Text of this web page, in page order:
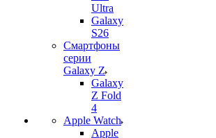
Ultra
Galaxy
S26
Смартфоны
серии
Galaxy Z
Galaxy
Z Fold
4
Apple Watch
Apple